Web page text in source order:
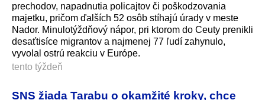
prechodov, napadnutia policajtov či poškodzovania
majetku, pričom ďalších 52 osôb stíhajú úrady v meste
Nador. Minulotýždňový nápor, pri ktorom do Ceuty prenikli
desaťtisíce migrantov a najmenej 77 ľudí zahynulo,
vyvolal ostrú reakciu v Európe.
tento týždeň
SNS žiada Tarabu o okamžité kroky, chce